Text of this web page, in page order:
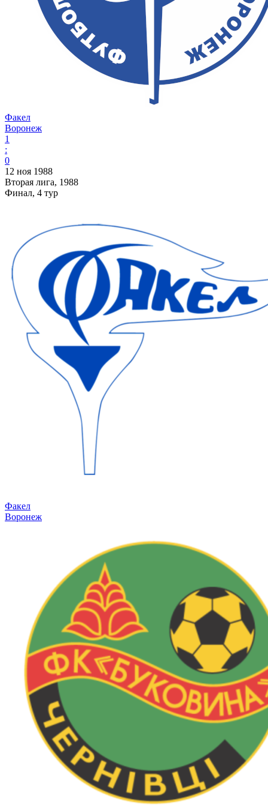
Факел
Воронеж
1
:
0
12 ноя 1988
Вторая лига, 1988
Финал, 4 тур
Факел
Воронеж